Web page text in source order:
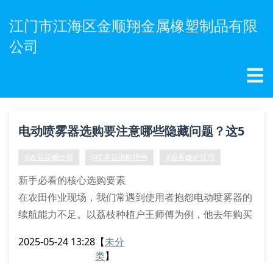
江门市江海区金顺翔金属橡塑制品有限
公司
☰
电动喷雾器选购要注意哪些隐藏问题？这5
点最容易被忽略！
#农业器械使用 #喷雾器选购指南 #设备维护技巧
新手必看的核心选购要素
在农田作业现场，我们常遇到使用者抱怨电动喷雾器的
续航能力不足。以荔枝种植户王师傅为例，他去年购买
3次充电。这提醒我们选购时要重点查看锂电池的毫安
2025-05-24 13:28 【未分
类】